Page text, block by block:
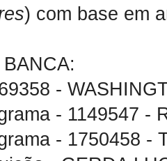
) com base em
-
- 1149547 -
- 1750458 -